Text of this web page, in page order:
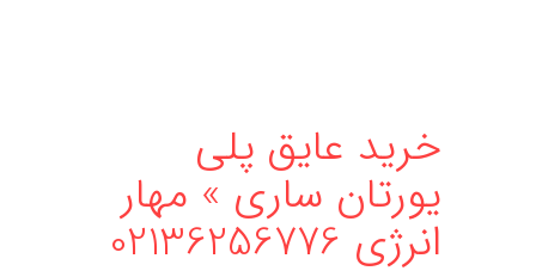
خرید عایق پلی
یورتان ساری » مهار
انرژی 02136256776